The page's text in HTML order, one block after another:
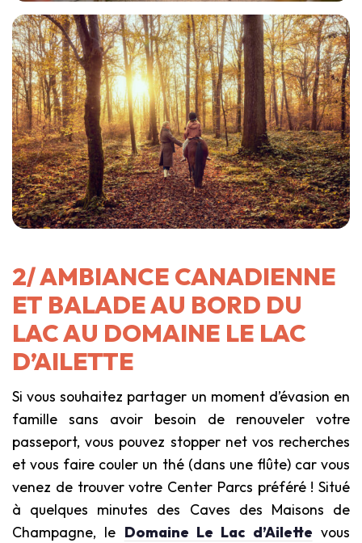
2/ AMBIANCE CANADIENNE
ET BALADE AU BORD DU
LAC AU DOMAINE LE LAC
D’AILETTE
Si vous souhaitez partager un moment d’évasion en
famille sans avoir besoin de renouveler votre
passeport, vous pouvez stopper net vos recherches
et vous faire couler un thé (dans une flûte) car vous
venez de trouver votre Center Parcs préféré ! Situé
à quelques minutes des Caves des Maisons de
Champagne, le Domaine Le Lac d’Ailette vous